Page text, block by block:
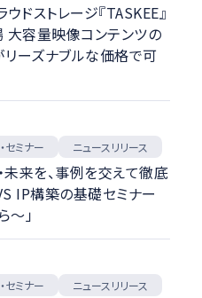
ドストレージ『TASKEE』
大容量映像コンテンツの
リーズナブルな価格で可
セミナー ニュースリリース
未来を、事例を交えて徹底
IP構築の基礎セミナー
～」
セミナー ニュースリリース